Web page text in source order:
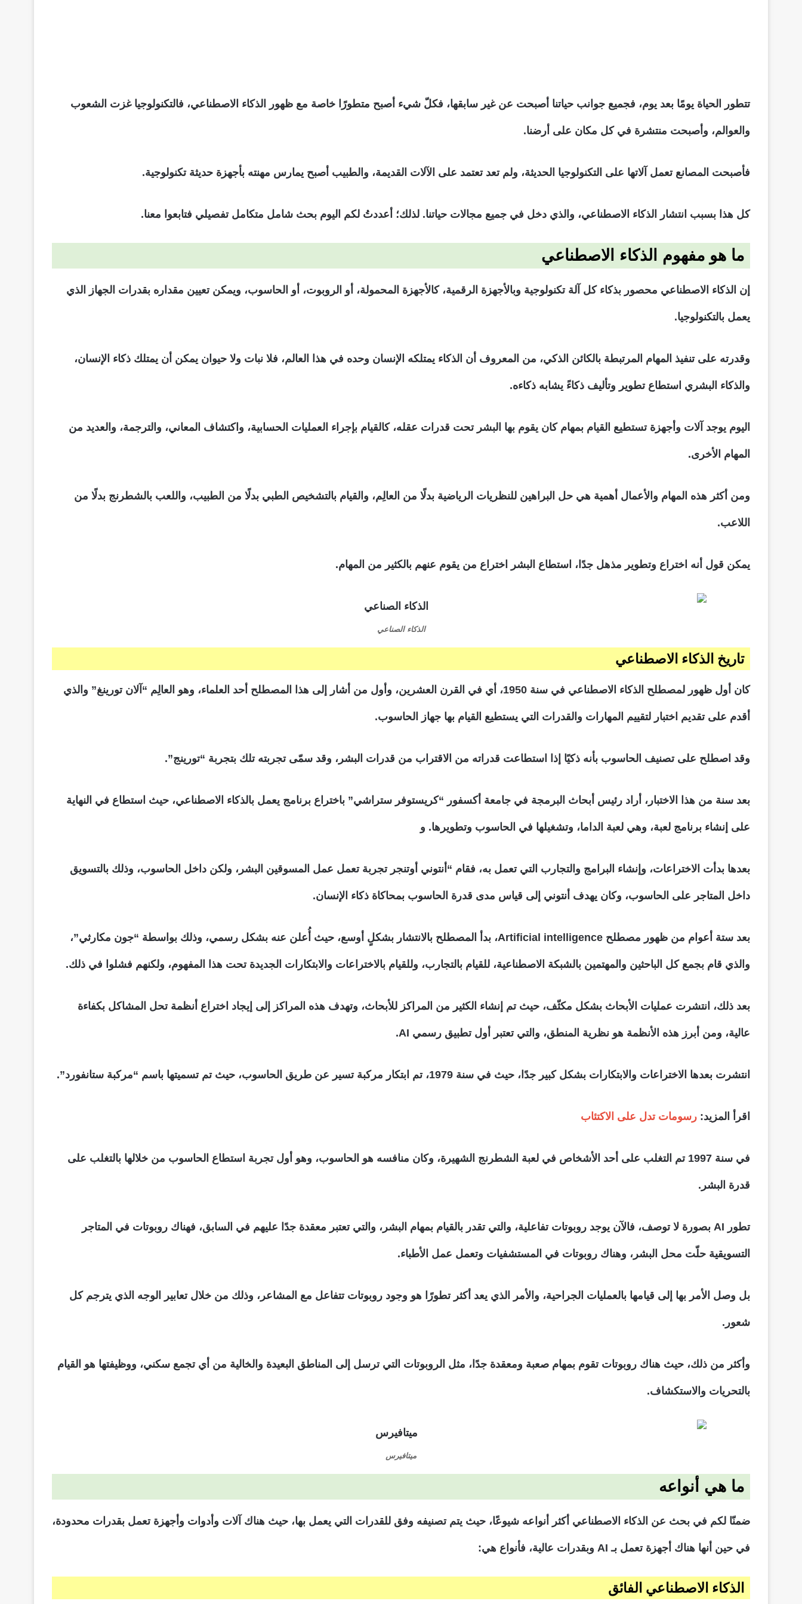
تتطور الحياة يومًا بعد يوم، فجميع جوانب حياتنا أصبحت عن غير سابقها، فكلّ شيء أصبح متطورًا خاصة مع ظهور الذكاء الاصطناعي، فالتكنولوجيا غزت الشعوب
والعوالم، وأصبحت منتشرة في كل مكان على أرضنا.
فأصبحت المصانع تعمل آلاتها على التكنولوجيا الحديثة، ولم تعد تعتمد على الآلات القديمة، والطبيب أصبح يمارس مهنته بأجهزة حديثة تكنولوجية.
كل هذا بسبب انتشار الذكاء الاصطناعي، والذي دخل في جميع مجالات حياتنا. لذلك؛ أعددتُ لكم اليوم بحث شامل متكامل تفصيلي فتابعوا معنا.
ما هو مفهوم الذكاء الاصطناعي
إن الذكاء الاصطناعي محصور بذكاء كل آلة تكنولوجية وبالأجهزة الرقمية، كالأجهزة المحمولة، أو الروبوت، أو الحاسوب، ويمكن تعيين مقداره بقدرات الجهاز الذي
يعمل بالتكنولوجيا.
وقدرته على تنفيذ المهام المرتبطة بالكائن الذكي، من المعروف أن الذكاء يمتلكه الإنسان وحده في هذا العالم، فلا نبات ولا حيوان يمكن أن يمتلك ذكاء الإنسان،
والذكاء البشري استطاع تطوير وتأليف ذكاءً يشابه ذكاءه.
اليوم يوجد آلات وأجهزة تستطيع القيام بمهام كان يقوم بها البشر تحت قدرات عقله، كالقيام بإجراء العمليات الحسابية، واكتشاف المعاني، والترجمة، والعديد من
المهام الأخرى.
ومن أكثر هذه المهام والأعمال أهمية هي حل البراهين للنظريات الرياضية بدلًا من العالِم، والقيام بالتشخيص الطبي بدلًا من الطبيب، واللعب بالشطرنج بدلًا من
اللاعب.
يمكن قول أنه اختراع وتطوير مذهل جدًا، استطاع البشر اختراع من يقوم عنهم بالكثير من المهام.
الذكاء الصناعي
تاريخ الذكاء الاصطناعي
كان أول ظهور لمصطلح الذكاء الاصطناعي في سنة 1950، أي في القرن العشرين، وأول من أشار إلى هذا المصطلح أحد العلماء، وهو العالِم “آلان تورينغ” والذي
أقدم على تقديم اختبار لتقييم المهارات والقدرات التي يستطيع القيام بها جهاز الحاسوب.
وقد اصطلح على تصنيف الحاسوب بأنه ذكيًا إذا استطاعت قدراته من الاقتراب من قدرات البشر، وقد سمّى تجربته تلك بتجربة “تورينج”.
بعد سنة من هذا الاختبار، أراد رئيس أبحاث البرمجة في جامعة أكسفور “كريستوفر ستراشي” باختراع برنامج يعمل بالذكاء الاصطناعي، حيث استطاع في النهاية
على إنشاء برنامج لعبة، وهي لعبة الداما، وتشغيلها في الحاسوب وتطويرها. و
بعدها بدأت الاختراعات، وإنشاء البرامج والتجارب التي تعمل به، فقام “أنتوني أوتنجر تجربة تعمل عمل المسوقين البشر، ولكن داخل الحاسوب، وذلك بالتسويق
داخل المتاجر على الحاسوب، وكان يهدف أنتوني إلى قياس مدى قدرة الحاسوب بمحاكاة ذكاء الإنسان.
بعد ستة أعوام من ظهور مصطلح Artificial intelligence، بدأ المصطلح بالانتشار بشكلٍ أوسع، حيث أُعلن عنه بشكل رسمي، وذلك بواسطة “جون مكارثي”،
والذي قام بجمع كل الباحثين والمهتمين بالشبكة الاصطناعية، للقيام بالتجارب، وللقيام بالاختراعات والابتكارات الجديدة تحت هذا المفهوم، ولكنهم فشلوا في ذلك.
بعد ذلك، انتشرت عمليات الأبحاث بشكل مكثّف، حيث تم إنشاء الكثير من المراكز للأبحاث، وتهدف هذه المراكز إلى إيجاد اختراع أنظمة تحل المشاكل بكفاءة
عالية، ومن أبرز هذه الأنظمة هو نظرية المنطق، والتي تعتبر أول تطبيق رسمي AI.
انتشرت بعدها الاختراعات والابتكارات بشكل كبير جدًا، حيث في سنة 1979، تم ابتكار مركبة تسير عن طريق الحاسوب، حيث تم تسميتها باسم “مركبة ستانفورد”.
اقرأ المزيد: رسومات تدل على الاكتئاب
في سنة 1997 تم التغلب على أحد الأشخاص في لعبة الشطرنج الشهيرة، وكان منافسه هو الحاسوب، وهو أول تجربة استطاع الحاسوب من خلالها بالتغلب على
قدرة البشر.
تطور AI بصورة لا توصف، فالآن يوجد روبوتات تفاعلية، والتي تقدر بالقيام بمهام البشر، والتي تعتبر معقدة جدًا عليهم في السابق، فهناك روبوتات في المتاجر
التسويقية حلّت محل البشر، وهناك روبوتات في المستشفيات وتعمل عمل الأطباء.
بل وصل الأمر بها إلى قيامها بالعمليات الجراحية، والأمر الذي يعد أكثر تطورًا هو وجود روبوتات تتفاعل مع المشاعر، وذلك من خلال تعابير الوجه الذي يترجم كل
شعور.
وأكثر من ذلك، حيث هناك روبوتات تقوم بمهام صعبة ومعقدة جدًا، مثل الروبوتات التي ترسل إلى المناطق البعيدة والخالية من أي تجمع سكني، ووظيفتها هو القيام
بالتحريات والاستكشاف.
ميتافيرس
ما هي أنواعه
ضمنّا لكم في بحث عن الذكاء الاصطناعي أكثر أنواعه شيوعًا، حيث يتم تصنيفه وفق للقدرات التي يعمل بها، حيث هناك آلات وأدوات وأجهزة تعمل بقدرات محدودة،
في حين أنها هناك أجهزة تعمل بـ AI وبقدرات عالية، فأنواع هي:
الذكاء الاصطناعي الفائق